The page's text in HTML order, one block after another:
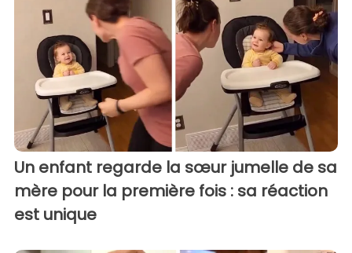
Un enfant regarde la sœur jumelle de sa
mère pour la première fois : sa réaction
est unique